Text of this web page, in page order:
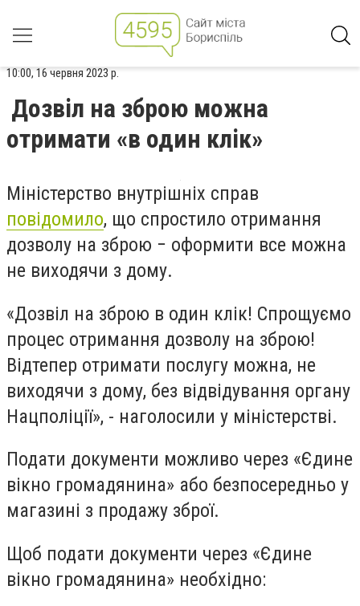
10:00, 16 червня 2023 р.
Дозвіл на зброю можна
отримати «в один клік»
Міністерство внутрішніх справ
повідомило, що спростило отримання
дозволу на зброю − оформити все можна
не виходячи з дому.
«Дозвіл на зброю в один клік! Спрощуємо
процес отримання дозволу на зброю!
Відтепер отримати послугу можна, не
виходячи з дому, без відвідування органу
Нацполіції», - наголосили у міністерстві.
Подати документи можливо через «Єдине
вікно громадянина» або безпосередньо у
магазині з продажу зброї.
Щоб подати документи через «Єдине
вікно громадянина» необхідно: